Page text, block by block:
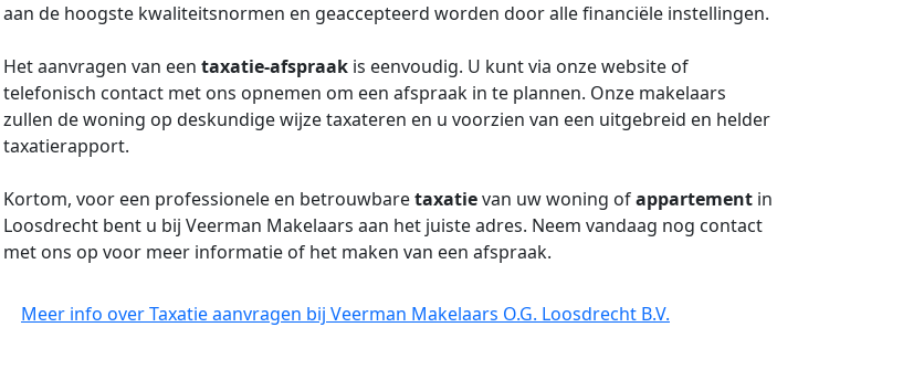
aan de hoogste kwaliteitsnormen en geaccepteerd worden door alle financiële instellingen.
Het aanvragen van een taxatie-afspraak is eenvoudig. U kunt via onze website of
telefonisch contact met ons opnemen om een afspraak in te plannen. Onze makelaars
zullen de woning op deskundige wijze taxateren en u voorzien van een uitgebreid en helder
taxatierapport.
Kortom, voor een professionele en betrouwbaretaxatievan uw woning ofappartement in
Loosdrecht bent u bij Veerman Makelaars aan het juiste adres. Neem vandaag nog contact
met ons op voor meer informatie of het maken van een afspraak.
Meer info over Taxatie aanvragen bij Veerman Makelaars O.G. Loosdrecht B.V.